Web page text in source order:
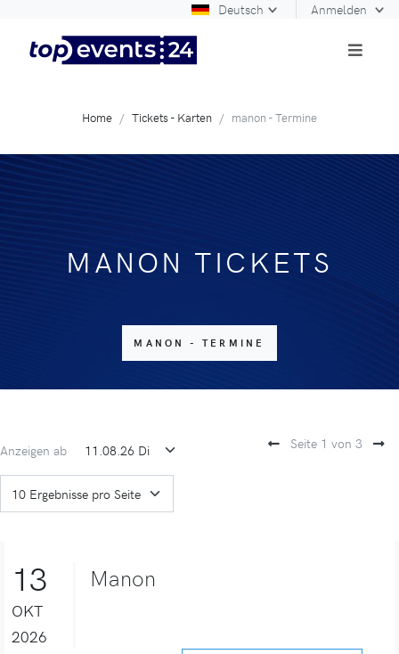
Deutsch Anmelden
Home Tickets - Karten manon - Termine
MANON TICKETS
MANON - TERMINE
Anzeigen ab Seite 1 von 3
13
OKT
2026
Manon